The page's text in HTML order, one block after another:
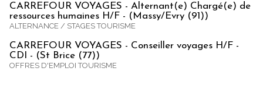
CARREFOUR VOYAGES - Alternant(e) Chargé(e) de
ressources humaines H/F - (Massy/Evry (91))
ALTERNANCE / STAGES TOURISME
CARREFOUR VOYAGES - Conseiller voyages H/F -
CDI - (St Brice (77))
OFFRES D'EMPLOI TOURISME